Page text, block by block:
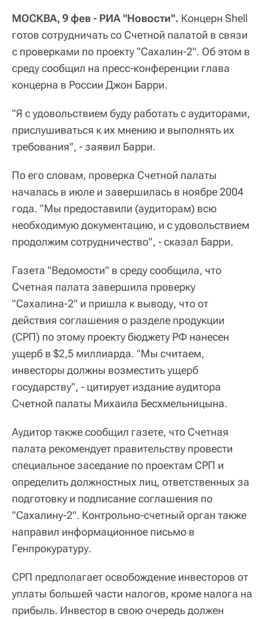
МОСКВА, 9 фев - РИА "Новости". Концерн Shell
готов сотрудничать со Счетной палатой в связи
с проверками по проекту "Сахалин-2". Об этом в
среду сообщил на пресс-конференции глава
концерна в России Джон Барри.
"Я с удовольствием буду работать с аудиторами,
прислушиваться к их мнению и выполнять их
требования", - заявил Барри.
По его словам, проверка Счетной палаты
началась в июле и завершилась в ноябре 2004
года. "Мы предоставили (аудиторам) всю
необходимую документацию, и с удовольствием
продолжим сотрудничество", - сказал Барри.
Газета "Ведомости" в среду сообщила, что
Счетная палата завершила проверку
"Сахалина-2" и пришла к выводу, что от
действия соглашения о разделе продукции
(СРП) по этому проекту бюджету РФ нанесен
ущерб в $2,5 миллиарда. "Мы считаем,
инвесторы должны возместить ущерб
государству", - цитирует издание аудитора
Счетной палаты Михаила Бесхмельницына.
Аудитор также сообщил газете, что Счетная
палата рекомендует правительству провести
специальное заседание по проектам СРП и
определить должностных лиц, ответственных за
подготовку и подписание соглашения по
"Сахалину-2". Контрольно-счетный орган также
направил информационное письмо в
Генпрокуратуру.
СРП предполагает освобождение инвесторов от
уплаты большей части налогов, кроме налога на
прибыль. Инвестор в свою очередь должен